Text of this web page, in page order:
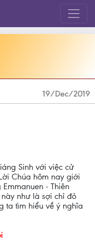
19/Dec/2019
Sinh với việc cử
Chúa hôm nay giới
- Thiên
như là sợi chỉ đỏ
ta tìm hiểu về ý nghĩa